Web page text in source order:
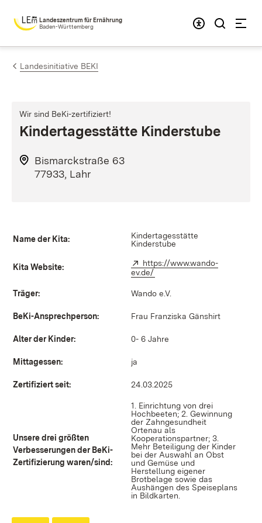
Zum Inhalt springen
Landeszentrum für Ernährung
Baden-Württemberg
Landesinitiative BEKI
Wir sind BeKi-zertifiziert!
Kindertagesstätte Kinderstube
Bismarckstraße 63
77933, Lahr
Name der Kita:
Kindertagesstätte
Kinderstube
Kita Website: Extern:
https://www.wando-
ev.de/
Träger: Wando e.V.
BeKi-Ansprechperson: Frau Franziska Gänshirt
Alter der Kinder: 0- 6 Jahre
Mittagessen: ja
Zertifiziert seit: 24.03.2025
Unsere drei größten
Verbesserungen der BeKi-
Zertifizierung waren/sind:
1. Einrichtung von drei
Hochbeeten; 2. Gewinnung
der Zahngesundheit
Ortenau als
Kooperationspartner; 3.
Mehr Beteiligung der Kinder
bei der Auswahl an Obst
und Gemüse und
Herstellung eigener
Brotbelage sowie das
Aushängen des Speiseplans
in Bildkarten.